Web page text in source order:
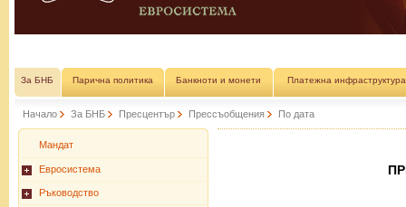
За БНБ Парична политика Банкноти и монети Платежна инфраструктура
Начало За БНБ Пресцентър Прессъобщения По дата
Мандат
Евросистема
Ръководство